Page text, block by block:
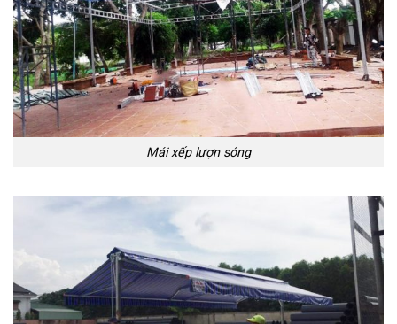
Mái xếp lượn sóng